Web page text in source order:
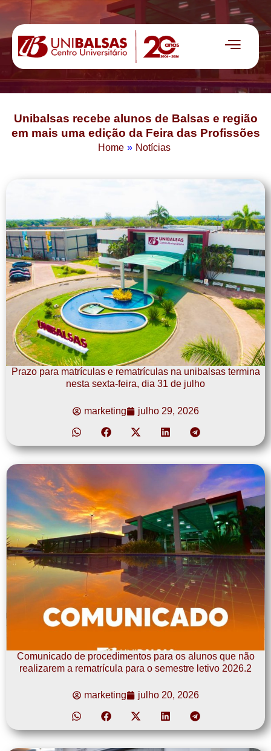
Unibalsas recebe alunos de Balsas e região
em mais uma edição da Feira das Profissões
Home » Notícias
Prazo para matrículas e rematrículas na unibalsas termina
nesta sexta-feira, dia 31 de julho
marketing julho 29, 2026
Comunicado de procedimentos para os alunos que não
realizarem a rematrícula para o semestre letivo 2026.2
marketing julho 20, 2026